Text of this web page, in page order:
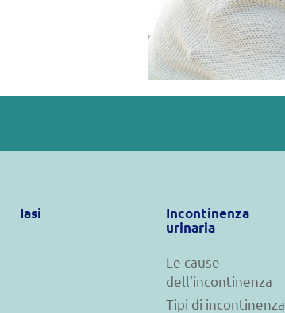
Iasi
Incontinenza
urinaria
Le cause
dell’incontinenza
Tipi di incontinenza